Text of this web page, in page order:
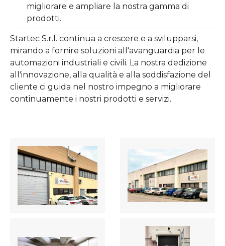
migliorare e ampliare la nostra gamma di
prodotti.
Startec S.r.l. continua a crescere e a svilupparsi,
mirando a fornire soluzioni all'avanguardia per le
automazioni industriali e civili. La nostra dedizione
all'innovazione, alla qualità e alla soddisfazione del
cliente ci guida nel nostro impegno a migliorare
continuamente i nostri prodotti e servizi.